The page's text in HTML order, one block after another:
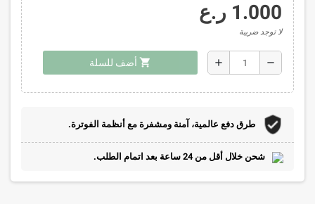
1.000 ر.ع
لا توجد ضريبة
remove
add
shopping_cart أضف للسلة
طرق دفع عالمية، آمنة ومشفرة مع أنظمة الفوترة.
شحن خلال أقل من 24 ساعة بعد اتمام الطلب.